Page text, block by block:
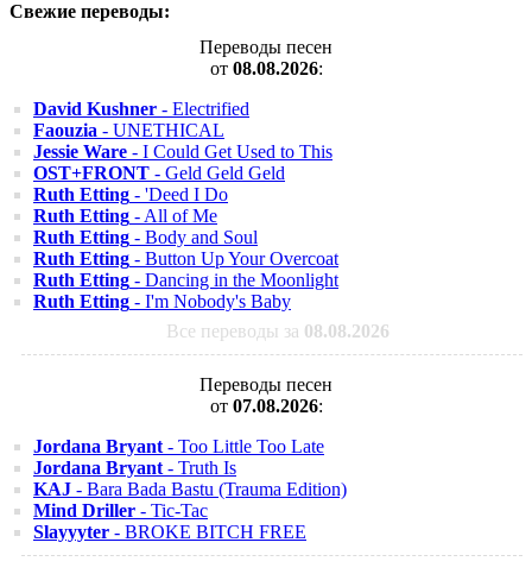
Свежие переводы:
Переводы песен
от 08.08.2026:
David Kushner - Electrified
Faouzia - UNETHICAL
Jessie Ware - I Could Get Used to This
OST+FRONT - Geld Geld Geld
Ruth Etting - 'Deed I Do
Ruth Etting - All of Me
Ruth Etting - Body and Soul
Ruth Etting - Button Up Your Overcoat
Ruth Etting - Dancing in the Moonlight
Ruth Etting - I'm Nobody's Baby
Все переводы за 08.08.2026
Переводы песен
от 07.08.2026:
Jordana Bryant - Too Little Too Late
Jordana Bryant - Truth Is
KAJ - Bara Bada Bastu (Trauma Edition)
Mind Driller - Tic-Tac
Slayyyter - BROKE BITCH FREE